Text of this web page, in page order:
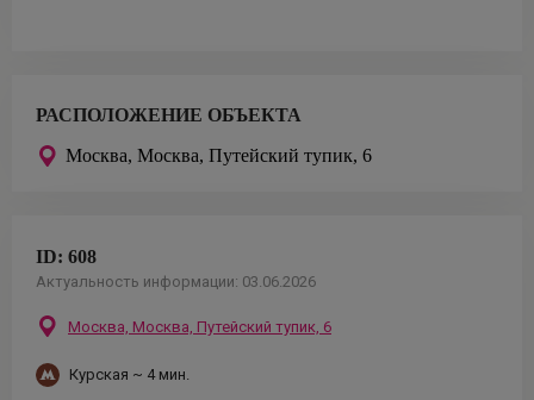
РАСПОЛОЖЕНИЕ ОБЪЕКТА
Москва, Москва, Путейский тупик, 6
ID: 608
Актуальность информации: 03.06.2026
Москва, Москва, Путейский тупик, 6
Курская ~ 4 мин.